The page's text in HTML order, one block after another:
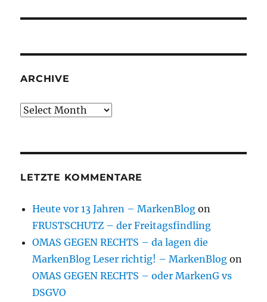
ARCHIVE
Archive
LETZTE KOMMENTARE
Heute vor 13 Jahren – MarkenBlog on
FRUSTSCHUTZ – der Freitagsfindling
OMAS GEGEN RECHTS – da lagen die
MarkenBlog Leser richtig! – MarkenBlog on
OMAS GEGEN RECHTS – oder MarkenG vs
DSGVO